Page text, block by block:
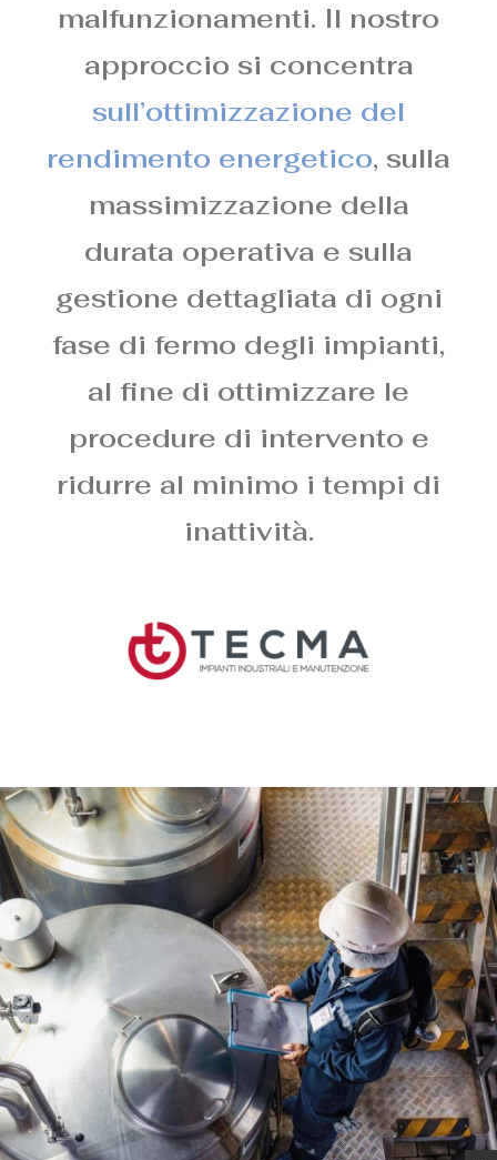
malfunzionamenti. Il nostro
approccio si concentra
sull’ottimizzazione del
rendimento energetico, sulla
massimizzazione della
durata operativa e sulla
gestione dettagliata di ogni
fase di fermo degli impianti,
al fine di ottimizzare le
procedure di intervento e
ridurre al minimo i tempi di
inattività.